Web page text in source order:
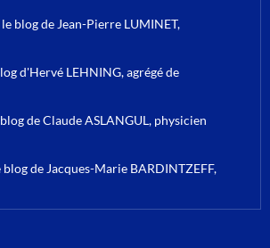
blog de Jean-Pierre LUMINET,
d'Hervé LEHNING, agrégé de
de Claude ASLANGUL, physicien
de Jacques-Marie BARDINTZEFF,